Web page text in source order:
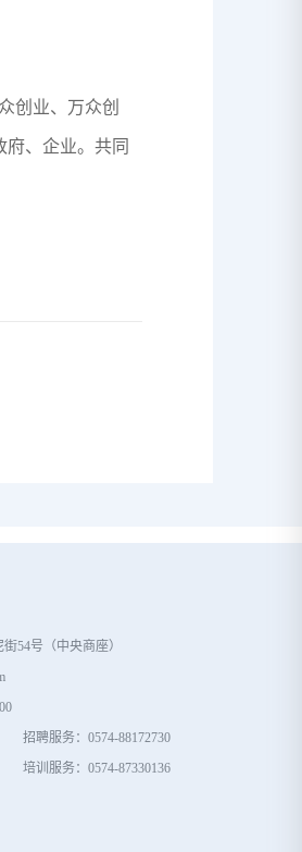
创业、万众创
、企业。共同
54号（中央商座）
招聘服务：0574-88172730
培训服务：0574-87330136